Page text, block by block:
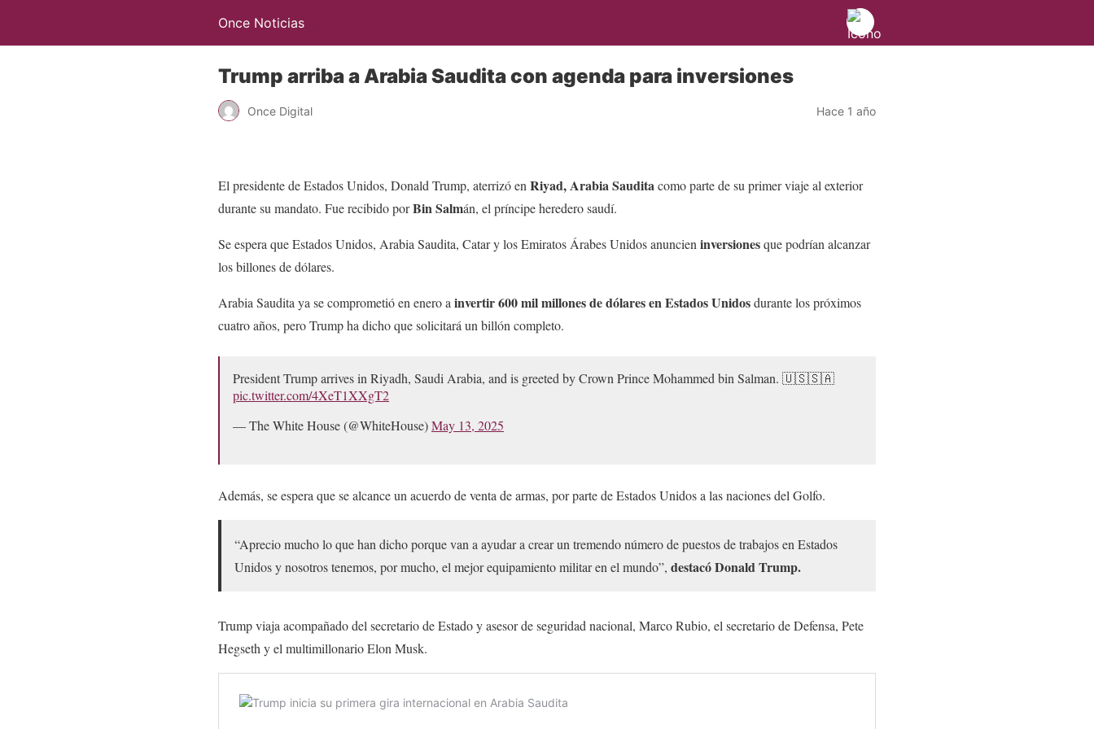
Once Noticias
Trump arriba a Arabia Saudita con agenda para inversiones
Once Digital Hace 1 año
El presidente de Estados Unidos, Donald Trump, aterrizó en Riyad, Arabia Sauditacomo parte de su primer viaje al exterior
durante su mandato. Fue recibido porBin Salmán, el príncipe heredero saudí.
Se espera que Estados Unidos, Arabia Saudita, Catar y los Emiratos Árabes Unidos anuncien inversionesque podrían alcanzar
los billones de dólares.
Arabia Saudita ya se comprometió en enero a invertir 600 mil millones de dólares en Estados Unidosdurante los próximos
cuatro años, pero Trump ha dicho que solicitará un billón completo.
President Trump arrives in Riyadh, Saudi Arabia, and is greeted by Crown Prince Mohammed bin Salman. 🇺🇸🇸🇦
pic.twitter.com/4XeT1XXgT2
— The White House (@WhiteHouse)May 13, 2025
Además, se espera que se alcance un acuerdo de venta de armas, por parte de Estados Unidos a las naciones del Golfo.
“Aprecio mucho lo que han dicho porque van a ayudar a crear un tremendo número de puestos de trabajos en Estados
Unidos y nosotros tenemos, por mucho, el mejor equipamiento militar en el mundo”, destacó Donald Trump.
Trump viaja acompañado del secretario de Estado y asesor de seguridad nacional, Marco Rubio, el secretario de Defensa, Pete
Hegseth y el multimillonario Elon Musk.